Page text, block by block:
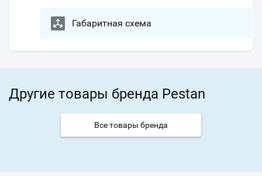
Габаритная схема
Другие товары бренда Pestan
Все товары бренда